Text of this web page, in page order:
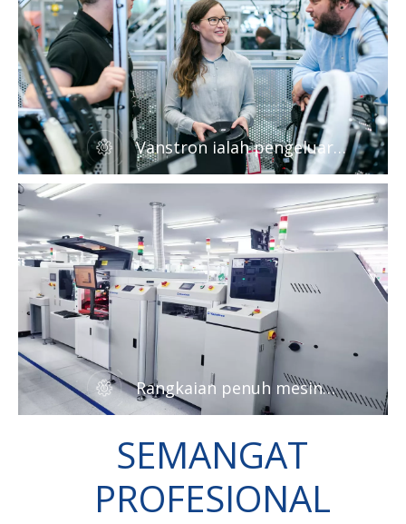
Vanstron ialah pengeluar
peralatan persisian SMT dan
ketuhar
Rangkaian penuh mesin
pengendalian PCB dari
SEMANGAT
PROFESIONAL